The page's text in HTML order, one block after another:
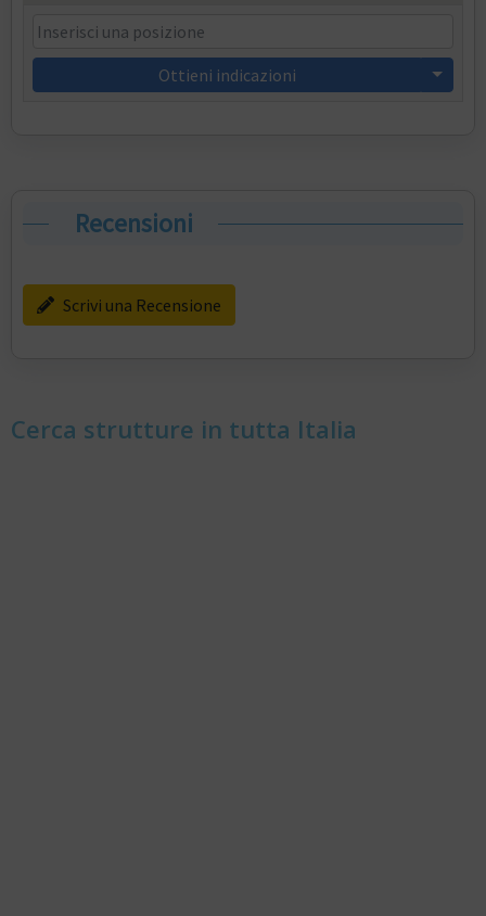
Ottieni indicazioni
Recensioni
Scrivi una Recensione
Cerca strutture in tutta Italia